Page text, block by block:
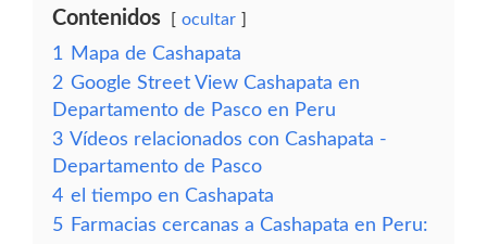
Contenidos ocultar
1
Mapa de Cashapata
2 Google Street View Cashapata en
Departamento de Pasco en Peru
3 Vídeos relacionados con Cashapata -
Departamento de Pasco
4 el tiempo en Cashapata
5 Farmacias cercanas a Cashapata en Peru: